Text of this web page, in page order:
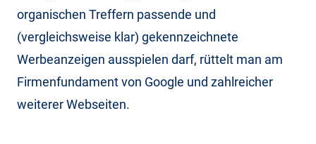
organischen Treffern passende und
(vergleichsweise klar) gekennzeichnete
Werbeanzeigen ausspielen darf, rüttelt man am
Firmenfundament von Google und zahlreicher
weiterer Webseiten.